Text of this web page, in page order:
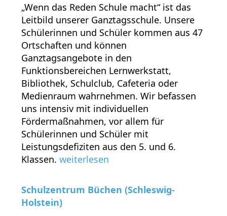
„Wenn das Reden Schule macht“ ist das
Leitbild unserer Ganztagsschule. Unsere
Schülerinnen und Schüler kommen aus 47
Ortschaften und können
Ganztagsangebote in den
Funktionsbereichen Lernwerkstatt,
Bibliothek, Schulclub, Cafeteria oder
Medienraum wahrnehmen. Wir befassen
uns intensiv mit individuellen
Fördermaßnahmen, vor allem für
Schülerinnen und Schüler mit
Leistungsdefiziten aus den 5. und 6.
Klassen. weiterlesen
Schulzentrum Büchen (Schleswig-
Holstein)